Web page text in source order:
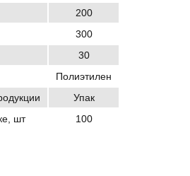
200
300
30
Полиэтилен
Упак
шт
100